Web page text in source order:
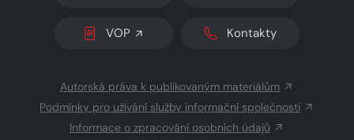
VOP Kontakty
Autorská práva k publikovaným materiálům
Podmínky pro užívání služby informační společnosti
Informace o zpracování osobních údajů